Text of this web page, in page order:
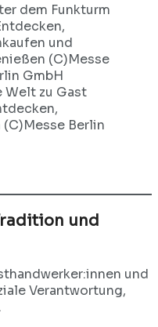
und
und
Verantwortung,